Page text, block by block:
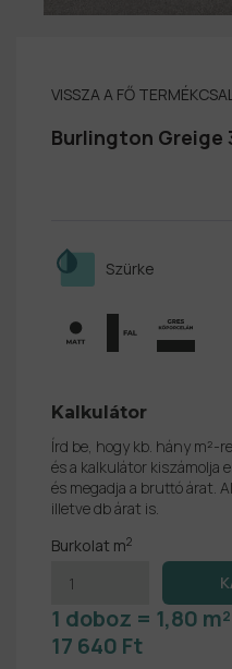
VISSZA A FŐ
Burlington Greige
Szürke
Kalkulátor
Írd be, hogy kb. hány m²-
és a kalkulátor kiszámolja
és megadja a bruttó árat.
illetve db árat is.
Burkolat m2
1 doboz = 1,80
17 640 Ft